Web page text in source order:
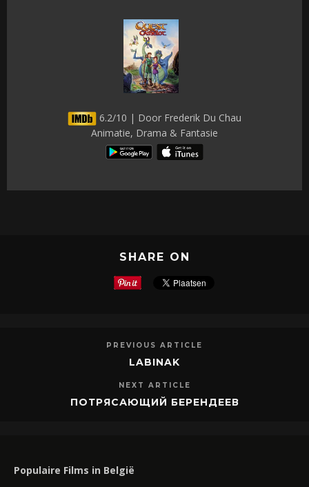
6.2/10 | Door Frederik Du Chau
Animatie, Drama & Fantasie
SHARE ON
PREVIOUS ARTICLE
LABINAK
NEXT ARTICLE
ПОТРЯСАЮЩИЙ БЕРЕНДЕЕВ
Populaire Films in België